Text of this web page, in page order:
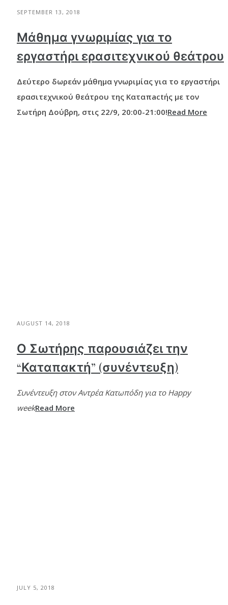
SEPTEMBER 13, 2018
Μάθημα γνωριμίας για το
εργαστήρι ερασιτεχνικού θεάτρου
Δεύτερο δωρεάν μάθημα γνωριμίας για το εργαστήρι
ερασιτεχνικού θεάτρου της Καταπactής με τον
Σωτήρη Δούβρη, στις 22/9, 20:00-21:00!Read More
AUGUST 14, 2018
Ο Σωτήρης παρουσιάζει την
“Καταπακτή” (συνέντευξη)
Συνέντευξη στον Αντρέα Κατωπόδη για το Happy
weekRead More
JULY 5, 2018